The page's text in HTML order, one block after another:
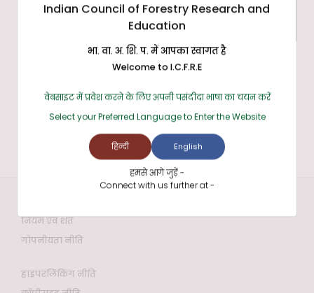
नियम एवं शर्तें
गोपनीयता नीति
हाइपरलिंकिंग नीति
Indian Council of Forestry Research and
Education
भा. वा. अ. शि. प. में आपका स्वागत है
Welcome to I.C.F.R.E
वेबसाइट में प्रवेश करने के लिए अपनी पसंदीदा भाषा का चयन करें
Select your Preferred Language to Enter the Website
हिन्दी English
हमसे आगे जुड़ें -
Connect with us further at -